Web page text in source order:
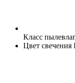
Класс
Цвет свечения